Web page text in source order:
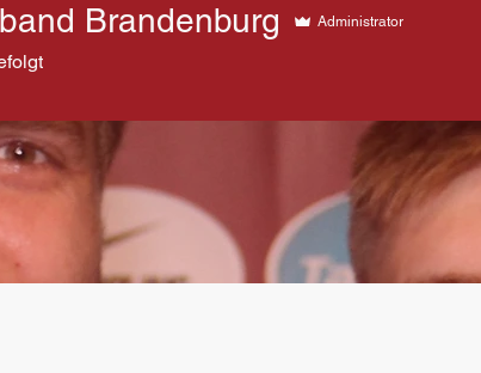
Brandenburg Administrator